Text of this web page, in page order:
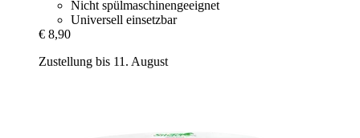
Nicht spülmaschinengeeignet
Universell einsetzbar
€ 8,90
Zustellung bis 11. August